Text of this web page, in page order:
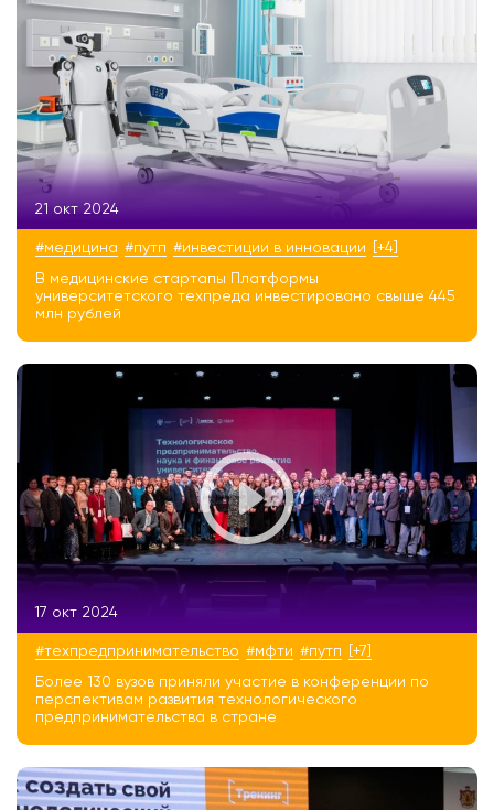
21 окт 2024
#медицина #путп #инвестиции в инновации
[+4]
В медицинские стартапы Платформы
университетского техпреда инвестировано свыше 445
млн рублей
17 окт 2024
#техпредпринимательство #мфти #путп
[+7]
Более 130 вузов приняли участие в конференции по
перспективам развития технологического
предпринимательства в стране